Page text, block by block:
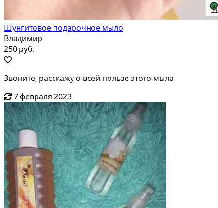
Шунгитовое подарочное мыло
Владимир
250 руб.
Звоните, расскажу о всей пользе этого мыла
7 февраля 2023